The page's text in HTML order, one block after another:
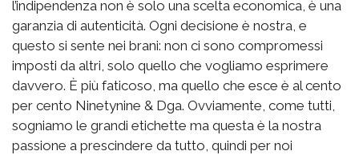
l’indipendenza non è solo una scelta economica, è una
garanzia di autenticità. Ogni decisione è nostra, e
questo si sente nei brani: non ci sono compromessi
imposti da altri, solo quello che vogliamo esprimere
davvero. È più faticoso, ma quello che esce è al cento
per cento Ninetynine & Dga. Ovviamente, come tutti,
sogniamo le grandi etichette ma questa è la nostra
passione a prescindere da tutto, quindi per noi